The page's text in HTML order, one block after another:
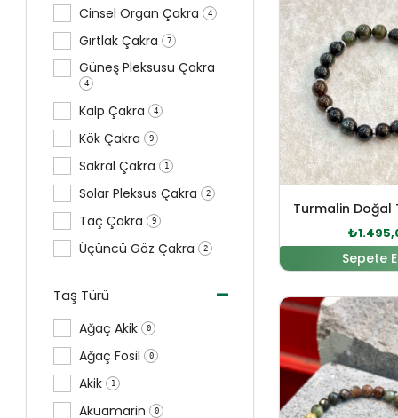
Cinsel Organ Çakra 4
Gırtlak Çakra 7
Güneş Pleksusu Çakra
4
Kalp Çakra 4
Kök Çakra 9
Sakral Çakra 1
Solar Pleksus Çakra 2
Taç Çakra 9
Üçüncü Göz Çakra 2
Taş Türü -
Ağaç Akik 0
Ağaç Fosil 0
Akik 1
Akuamarin 0
Turmalin Doğal
₺
Sepete
Orijinal